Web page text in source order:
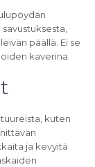
päällä. Ei se
kaverina.
kuten
ja kevyitä